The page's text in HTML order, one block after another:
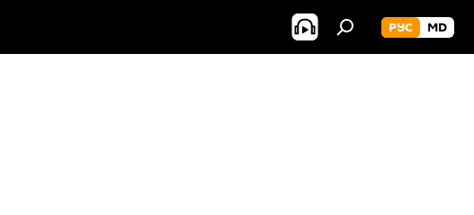
РУС MD